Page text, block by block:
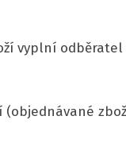
vyplní
(objednávané